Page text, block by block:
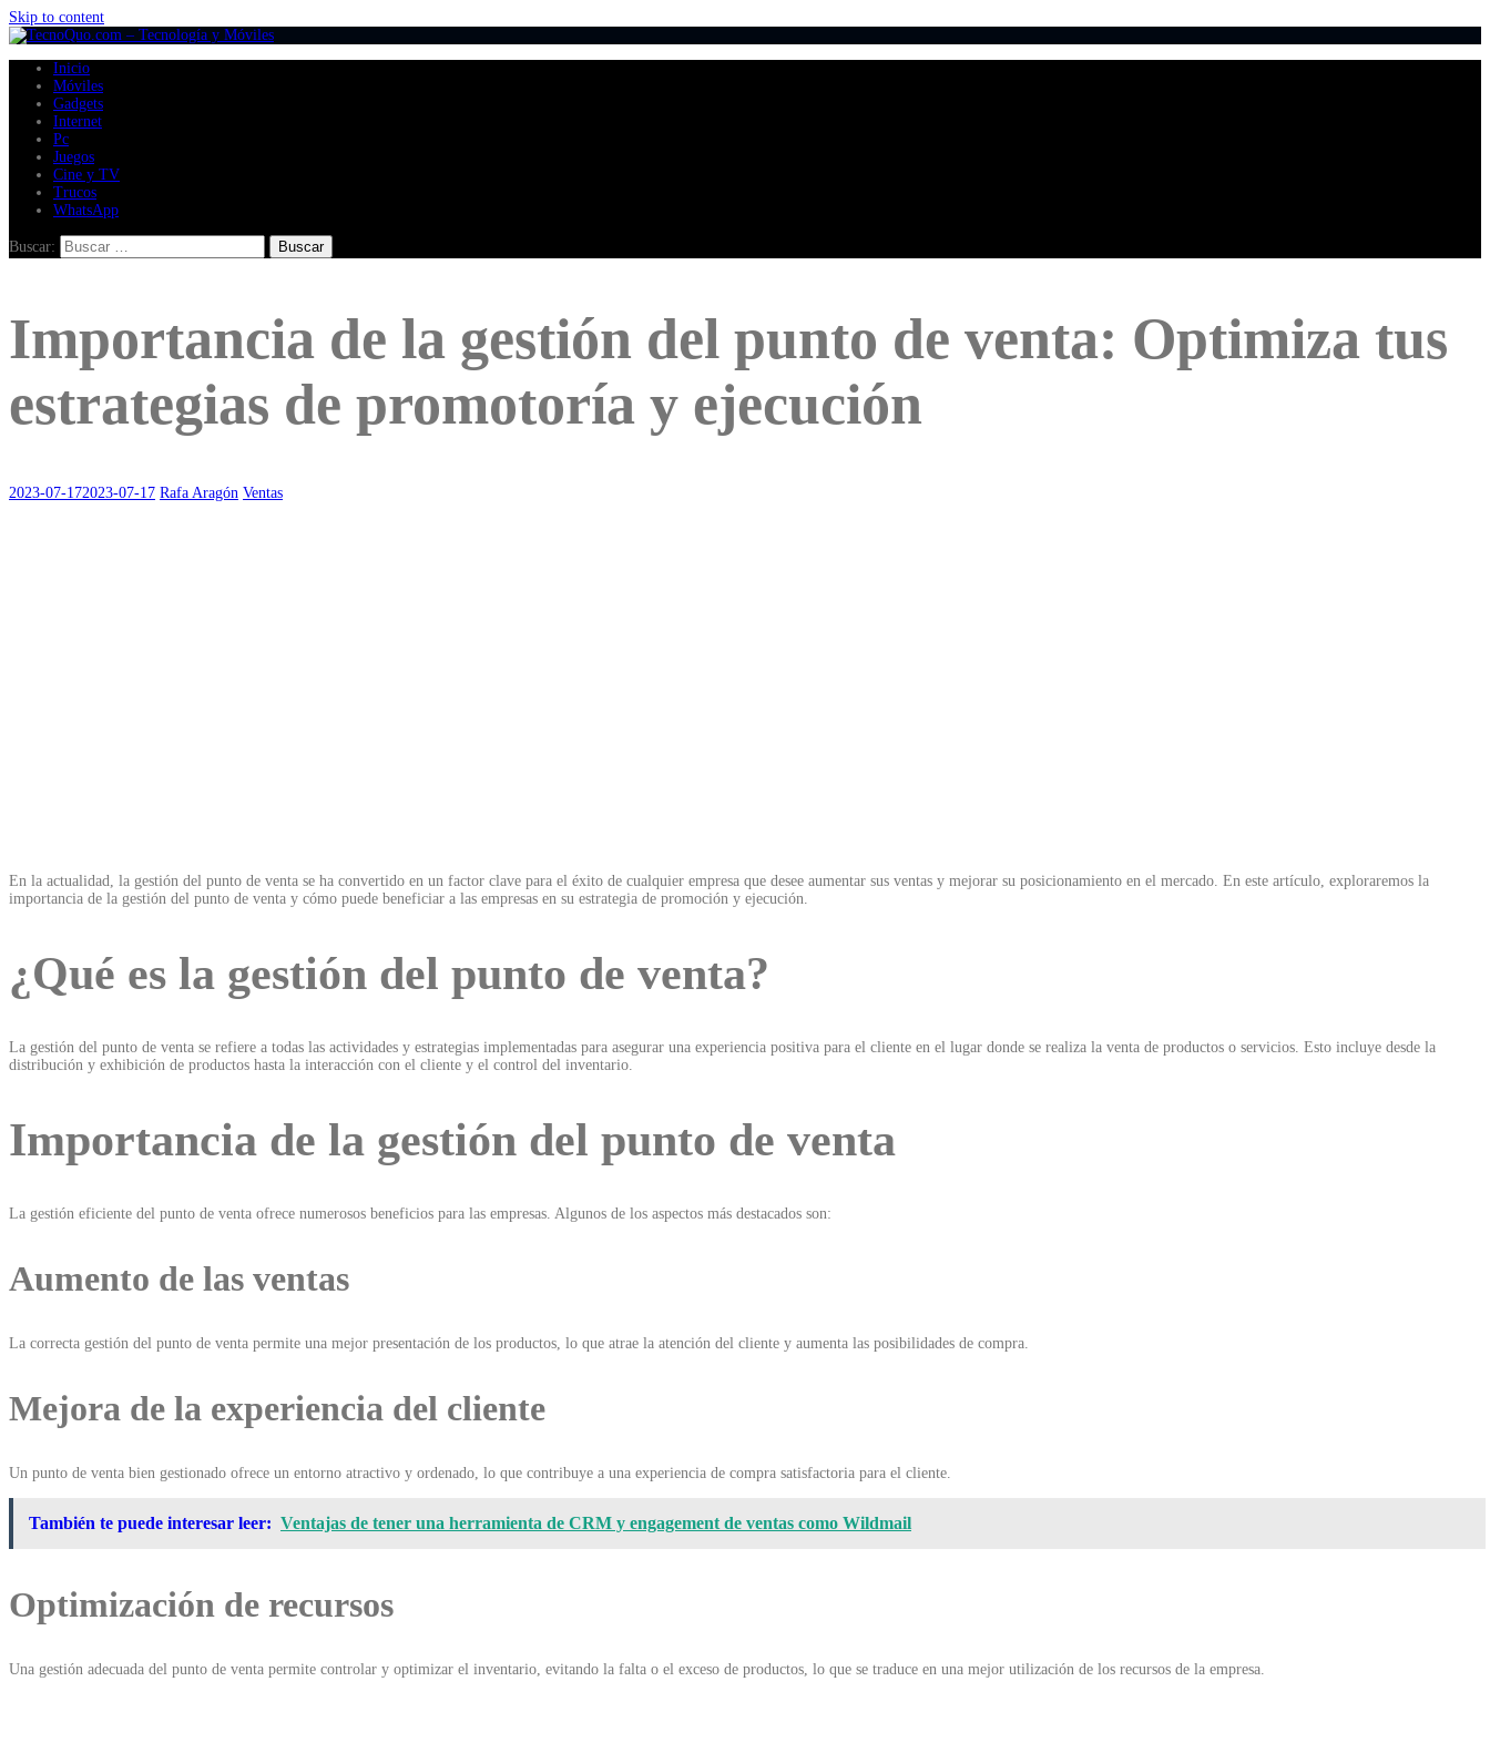
Skip to content
Inicio
Móviles
Gadgets
Internet
Pc
Juegos
Cine y TV
Trucos
WhatsApp
Buscar:
Importancia de la gestión del punto de venta: Optimiza tus
estrategias de promotoría y ejecución
2023-07-172023-07-17 Rafa Aragón Ventas
En la actualidad, la gestión del punto de venta se ha convertido en un factor clave para el éxito de cualquier empresa que desee aumentar sus ventas y mejorar su posicionamiento en el mercado. En este artículo, exploraremos la
importancia de la gestión del punto de venta y cómo puede beneficiar a las empresas en su estrategia de promoción y ejecución.
¿Qué es la gestión del punto de venta?
La gestión del punto de venta se refiere a todas las actividades y estrategias implementadas para asegurar una experiencia positiva para el cliente en el lugar donde se realiza la venta de productos o servicios. Esto incluye desde la
distribución y exhibición de productos hasta la interacción con el cliente y el control del inventario.
Importancia de la gestión del punto de venta
La gestión eficiente del punto de venta ofrece numerosos beneficios para las empresas. Algunos de los aspectos más destacados son:
Aumento de las ventas
La correcta gestión del punto de venta permite una mejor presentación de los productos, lo que atrae la atención del cliente y aumenta las posibilidades de compra.
Mejora de la experiencia del cliente
Un punto de venta bien gestionado ofrece un entorno atractivo y ordenado, lo que contribuye a una experiencia de compra satisfactoria para el cliente.
También te puede interesar leer: Ventajas de tener una herramienta de CRM y engagement de ventas como Wildmail
Optimización de recursos
Una gestión adecuada del punto de venta permite controlar y optimizar el inventario, evitando la falta o el exceso de productos, lo que se traduce en una mejor utilización de los recursos de la empresa.